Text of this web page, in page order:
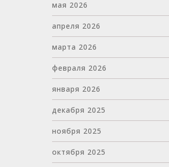
мая 2026
апреля 2026
марта 2026
февраля 2026
января 2026
декабря 2025
ноября 2025
октября 2025